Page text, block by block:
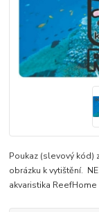
Poukaz (slevový
obrázku k vytištění.
akvaristika ReefHome